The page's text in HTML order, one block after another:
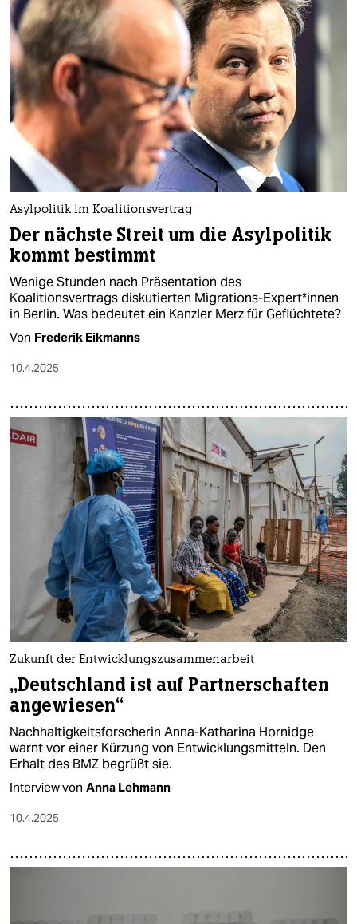
Asylpolitik im Koalitionsvertrag
Der nächste Streit um die Asylpolitik
kommt bestimmt
Wenige Stunden nach Präsentation des
Koalitionsvertrags diskutierten Migrations-Expert*innen
in Berlin. Was bedeutet ein Kanzler Merz für Geflüchtete?
Von Frederik Eikmanns
10.4.2025
Zukunft der Entwicklungszusammenarbeit
„Deutschland ist auf Partnerschaften
angewiesen“
Nachhaltigkeitsforscherin Anna-Katharina Hornidge
warnt vor einer Kürzung von Entwicklungsmitteln. Den
Erhalt des BMZ begrüßt sie.
Interview von Anna Lehmann
10.4.2025